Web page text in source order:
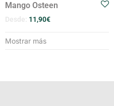
Mango Osteen
Desde: 11,90€
Mostrar más